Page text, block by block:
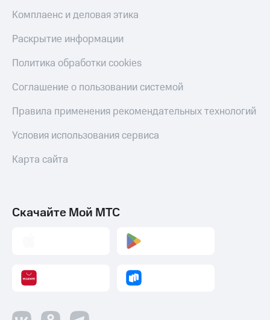
Комплаенс и деловая этика
Раскрытие информации
Политика обработки cookies
Соглашение о пользовании системой
Правила применения рекомендательных технологий
Условия использования сервиса
Карта сайта
Скачайте Мой МТС